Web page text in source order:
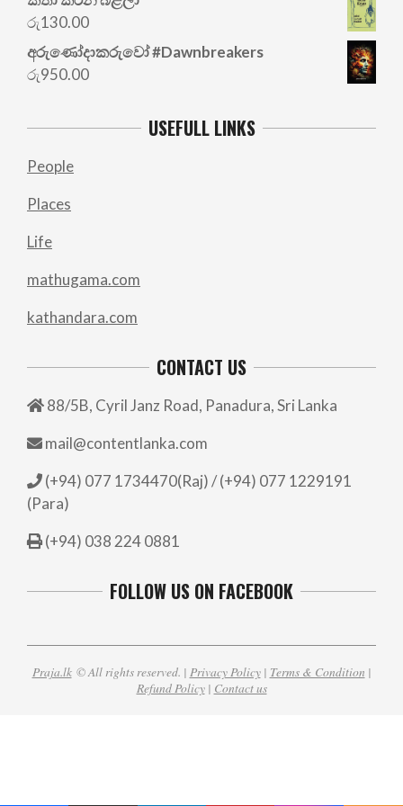
was:
රු130.00
අරු‍ණෝදාකරුවෝ #Dawnbreakers
රු950.00
USEFULL LINKS
People
Places
Life
mathugama.com
kathandara.com
CONTACT US
88/5B, Cyril Janz Road, Panadura, Sri Lanka
mail@contentlanka.com
(+94) 077 1734470(Raj) / (+94) 077 1229191
(Para)
(+94) 038 224 0881
FOLLOW US ON FACEBOOK
Praja.lk© All rights reserved. | Privacy Policy| Terms & Condition |
Refund Policy| Contact us